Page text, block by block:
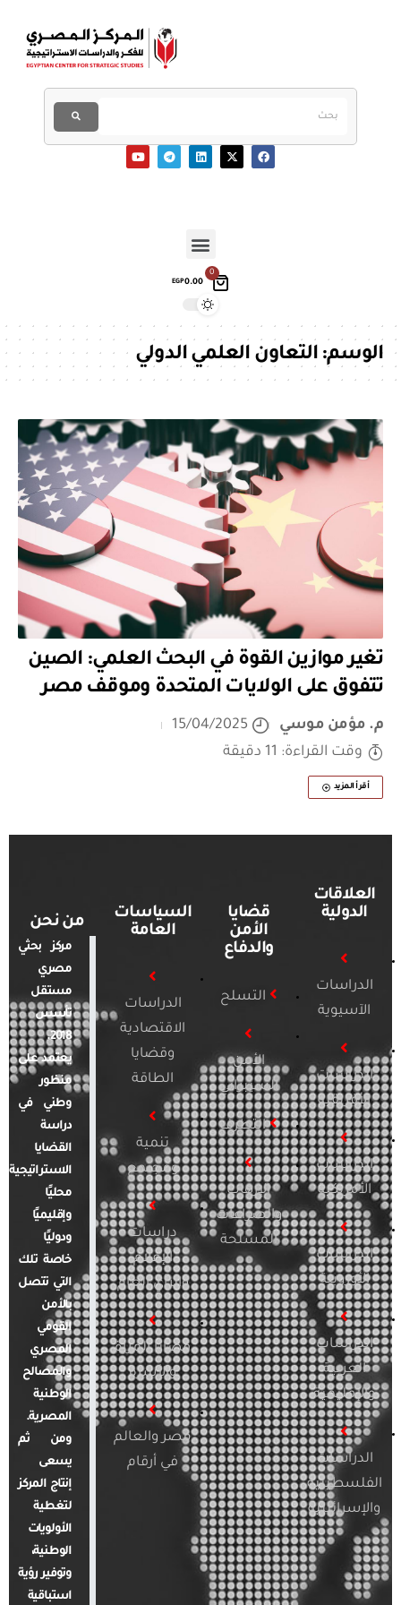
0
EGP0.00
الوسم:التعاون العلمي الدولي
تغير موازين القوة في البحث العلمي: الصين
تتفوق على الولايات المتحدة وموقف مصر
م. مؤمن موسي
15/04/2025
وقت القراءة: 11 دقيقة
أقرأ المزيد
العلاقات
الدولية
الدراسات
الآسيوية
الدراسات
الأفريقية
الدراسات
الأمريكية
الدراسات
الأوروبية
الدراسات
العربية
والإقليمية
الدراسات
الفلسطينية
والإسرائيلية
قضايا
الأمن
والدفاع
التسلح
الأمن
السيبراني
التطرف
الإرهاب
والصراعات
المسلحة
السياسات
العامة
الدراسات
الاقتصادية
وقضايا
الطاقة
تنمية
ومجتمع
دراسات
الإعلام
والرأي العام
قضايا المرأة
والأسرة
مصر والعالم
في أرقام
من نحن
مركز بحثي
مصري
مستقل
تأسس
2018.
يعتمد على
منظور
وطني في
دراسة
القضايا
الاستراتيجية
محليًا
وإقليميًا
ودوليًا
خاصة تلك
التي تتصل
بالأمن
القومي
المصري
والمصالح
الوطنية
المصرية.
ومن ثم
يسعى
إنتاج المركز
لتغطية
الأولويات
الوطنية،
وتوفير رؤية
استباقية